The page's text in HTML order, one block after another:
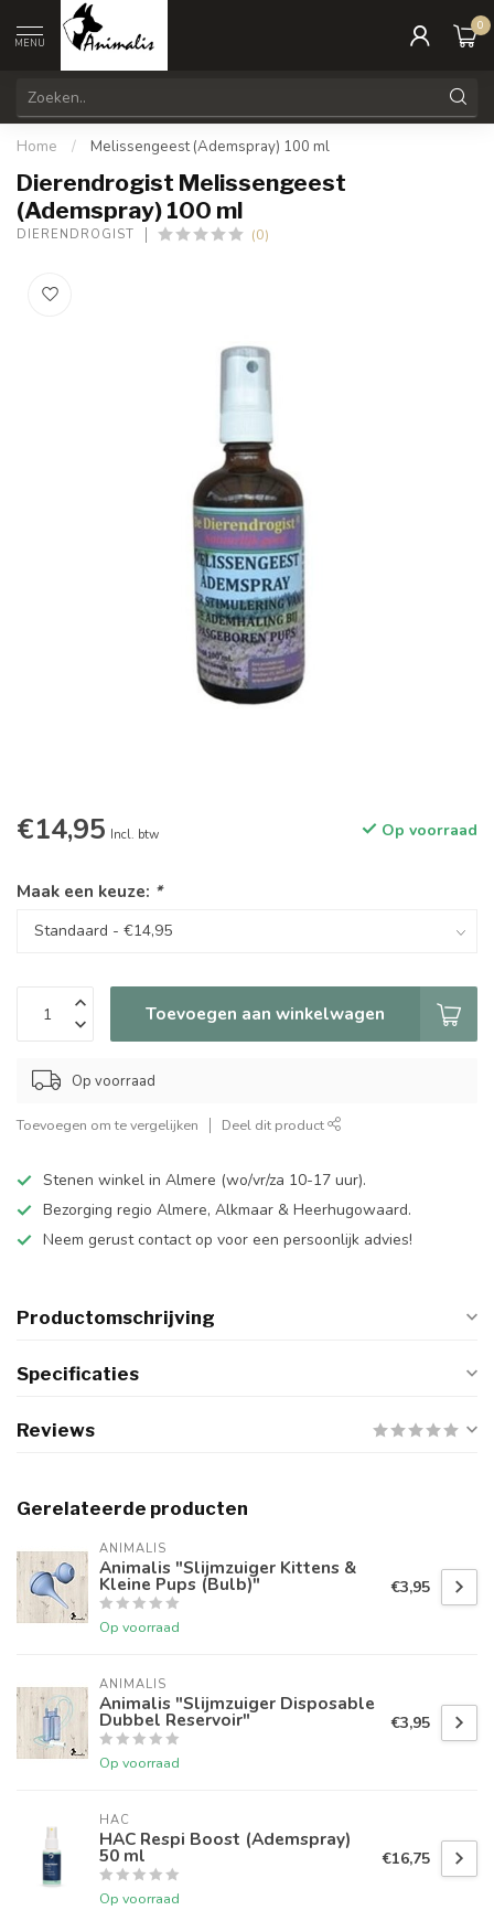
MENU
0
Home / Melissengeest (Ademspray) 100 ml
Dierendrogist Melissengeest
(Ademspray) 100 ml
DIERENDROGIST (0)
€14,95 Incl. btw Op voorraad
Maak een keuze: *
Toevoegen aan winkelwagen
Op voorraad
Toevoegen om te vergelijken Deel dit product
Stenen winkel in Almere (wo/vr/za 10-17 uur).
Bezorging regio Almere, Alkmaar & Heerhugowaard.
Neem gerust contact op voor een persoonlijk advies!
Productomschrijving
Specificaties
Reviews
Gerelateerde producten
ANIMALIS
Animalis "Slijmzuiger Kittens &
Kleine Pups (Bulb)"
Op voorraad
€3,95
ANIMALIS
Animalis "Slijmzuiger Disposable
Dubbel Reservoir"
Op voorraad
€3,95
HAC
HAC Respi Boost (Ademspray)
50 ml
Op voorraad
€16,75